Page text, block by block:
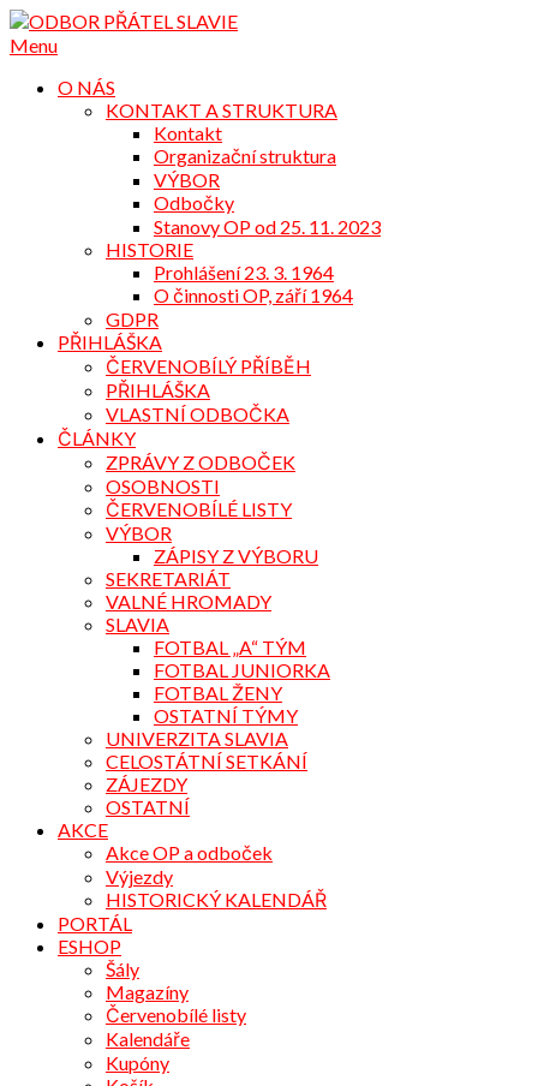
Přejdi
na
Menu
O NÁS
KONTAKT A STRUKTURA
Kontakt
Organizační struktura
VÝBOR
Odbočky
Stanovy OP od 25. 11. 2023
HISTORIE
Prohlášení 23. 3. 1964
O činnosti OP, září 1964
GDPR
PŘIHLÁŠKA
ČERVENOBÍLÝ PŘÍBĚH
PŘIHLÁŠKA
VLASTNÍ ODBOČKA
ČLÁNKY
ZPRÁVY Z ODBOČEK
OSOBNOSTI
ČERVENOBÍLÉ LISTY
VÝBOR
ZÁPISY Z VÝBORU
SEKRETARIÁT
VALNÉ HROMADY
SLAVIA
FOTBAL „A“ TÝM
FOTBAL JUNIORKA
FOTBAL ŽENY
OSTATNÍ TÝMY
UNIVERZITA SLAVIA
CELOSTÁTNÍ SETKÁNÍ
ZÁJEZDY
OSTATNÍ
AKCE
Akce OP a odboček
Výjezdy
HISTORICKÝ KALENDÁŘ
PORTÁL
ESHOP
Šály
Magazíny
Červenobílé listy
Kalendáře
Kupóny